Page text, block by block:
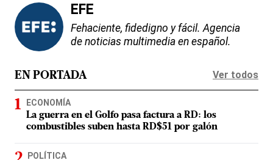
EFE
Fehaciente, fidedigno y fácil. Agencia
de noticias multimedia en español.
EN PORTADA Ver todos
ECONOMÍA
La guerra en el Golfo pasa factura a RD: los
combustibles suben hasta RD$51 por galón
POLÍTICA